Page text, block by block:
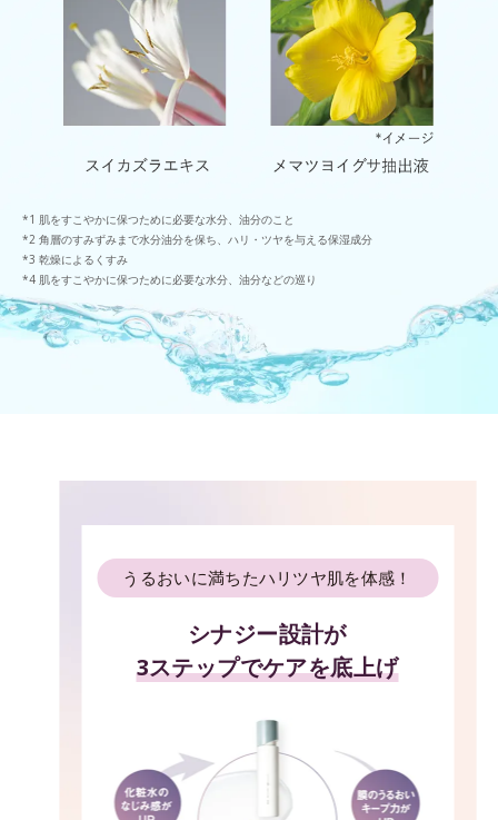
肌をすこやかに保つために必要な水分、油分のこと
角層のすみずみまで水分油分を保ち、ハリ・ツヤを与える保湿成分
乾燥によるくすみ
肌をすこやかに保つために必要な水分、油分などの巡り
うるおいに満ちたハリツヤ肌を体感！
シナジー設計が
3ステップでケアを底上げ